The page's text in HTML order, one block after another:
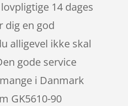
14 dages
dig en god
alligevel ikke skal
gode service
i Danmark
GK5610-90